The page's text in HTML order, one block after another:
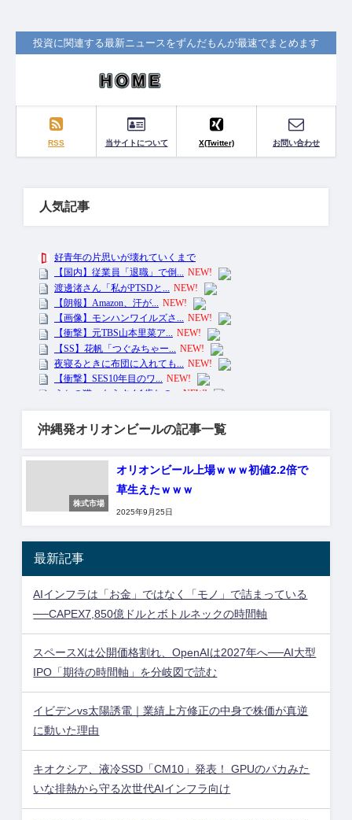
投資に関連する最新ニュースをずんだもんが最速でまとめます
RSS 当サイトについて X(Twitter) お問い合わせ
人気記事
沖縄発オリオンビールの記事一覧
株式市場
オリオンビール上場ｗｗｗ初値2.2倍で
草生えたｗｗｗ
2025年9月25日
最新記事
AIインフラは「お金」ではなく「モノ」で詰まっている
──CAPEX7,850億ドルとボトルネックの時間軸
スペースXは公開価格割れ、OpenAIは2027年へ──AI大型
IPO「期待の時間軸」を分岐図で読む
イビデンvs太陽誘電｜業績上方修正の中身で株価が真逆
に動いた理由
キオクシア、液冷SSD「CM10」発表！ GPUのバカみた
いな排熱から守る次世代AIインフラ向け